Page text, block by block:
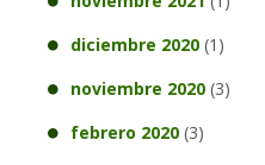
diciembre 2020 (1)
noviembre 2020 (3)
febrero 2020 (3)